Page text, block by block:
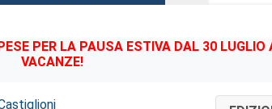
PER LA PAUSA ESTIVA DAL 30
VACANZE!